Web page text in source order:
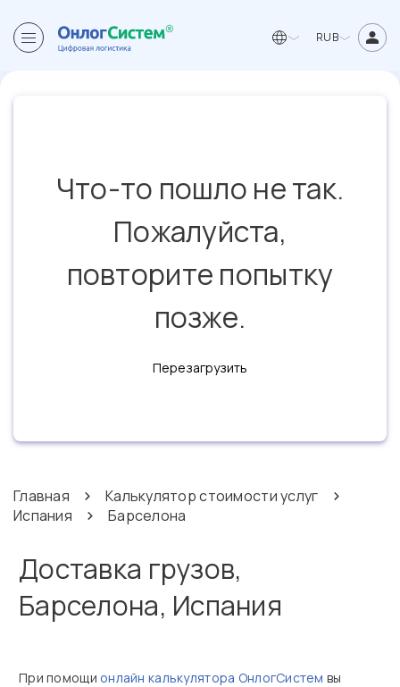
RUB
Что-то пошло не так.
Пожалуйста,
повторите попытку
позже.
Перезагрузить
Главная
Калькулятор стоимости услуг
Испания
Барселона
Доставка грузов,
Барселона, Испания
При помощи онлайн калькулятора ОнлогСистем вы